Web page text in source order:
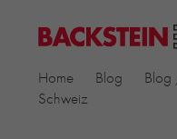
PROJEKTE
▼
Home Blog Blog
Schweiz